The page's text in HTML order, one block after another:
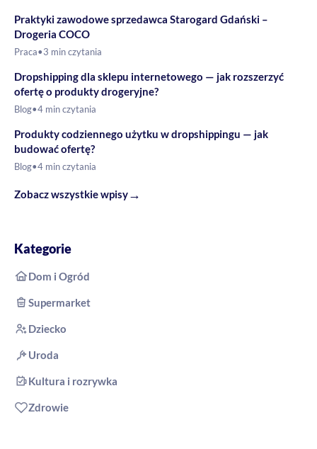
Praktyki zawodowe sprzedawca Starogard Gdański –
Drogeria COCO
Praca•3 min czytania
Dropshipping dla sklepu internetowego — jak rozszerzyć
ofertę o produkty drogeryjne?
Blog•4 min czytania
Produkty codziennego użytku w dropshippingu — jak
budować ofertę?
Blog•4 min czytania
Zobacz wszystkie wpisy→
Kategorie
Dom i Ogród
Supermarket
Dziecko
Uroda
Kultura i rozrywka
Zdrowie